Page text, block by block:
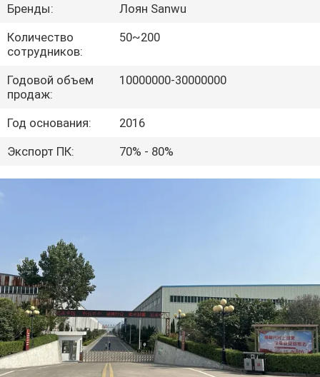
ПУТЕШЕСТВИЕ
ФАБРИКИ
ПРОВЕРКА
КАЧЕСТВА
СВЯЖИТЕСЬ
МЫ
СПРОСИТЕ
ЦИТАТУ
КАРТА
САЙТА
Бренды:
Лоян Sanwu
Количество
сотрудников:
50~200
Годовой объем
продаж:
10000000-30000000
Год основания:
2016
Экспорт ПК:
70% - 80%